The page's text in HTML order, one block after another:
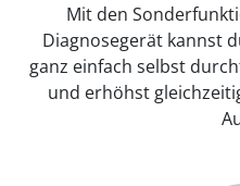
Mit den
Diagnosegerät kannst
ganz einfach selbst
und erhöhst